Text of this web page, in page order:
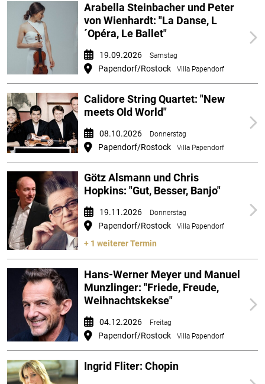
Arabella Steinbacher und Peter
von Wienhardt: "La Danse, L
´Opéra, Le Ballet"
19.09.2026 Samstag
Papendorf/Rostock Villa Papendorf
Calidore String Quartet: "New
meets Old World"
08.10.2026 Donnerstag
Papendorf/Rostock Villa Papendorf
Götz Alsmann und Chris
Hopkins: "Gut, Besser, Banjo"
19.11.2026 Donnerstag
Papendorf/Rostock Villa Papendorf
+ 1 weiterer Termin
Hans-Werner Meyer und Manuel
Munzlinger: "Friede, Freude,
Weihnachtskekse"
04.12.2026 Freitag
Papendorf/Rostock Villa Papendorf
Ingrid Fliter: Chopin